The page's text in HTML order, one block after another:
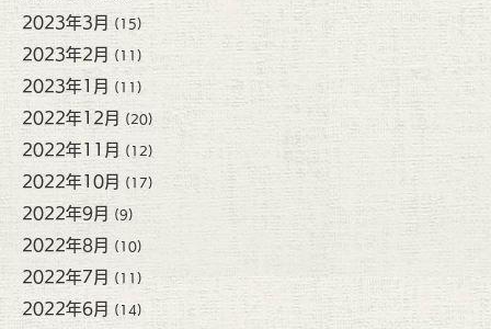
2023年3月 (15)
2023年2月 (11)
2023年1月 (11)
2022年12月 (20)
2022年11月 (12)
2022年10月 (17)
2022年9月 (9)
2022年8月 (10)
2022年7月 (11)
2022年6月 (14)